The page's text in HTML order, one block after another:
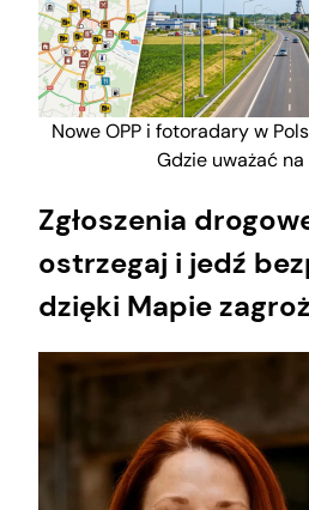
Nowe OPP i fotoradary w
Gdzie uważać
Zgłoszenia
ostrzegaj i jedź
dzięki Mapie